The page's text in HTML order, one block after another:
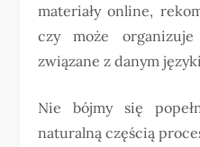
materiały online,
czy może
związane z danym
Nie bójmy się
naturalną częścią